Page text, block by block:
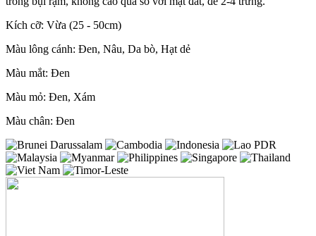
Kích cỡ: Vừa (25 - 50cm)
Màu lông cánh: Đen, Nâu, Da bò, Hạt dẻ
Màu mắt: Đen
Màu mỏ: Đen, Xám
Màu chân: Đen